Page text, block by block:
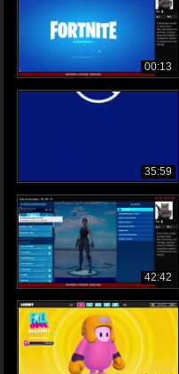
00:13
35:59
42:42